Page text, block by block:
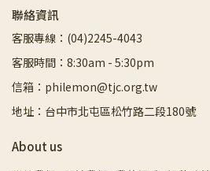
聯絡資訊
客服專線：(04)2245-4043
客服時間：8:30am - 5:30pm
信箱：philemon@tjc.org.tw
地址：台中市北屯區松竹路二段180號
About us